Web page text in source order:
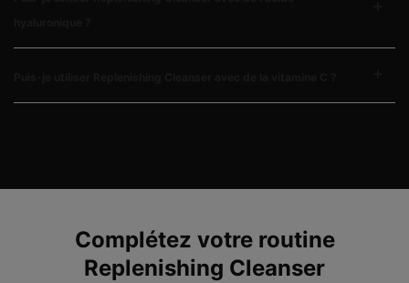
Complétez votre routine
Replenishing Cleanser